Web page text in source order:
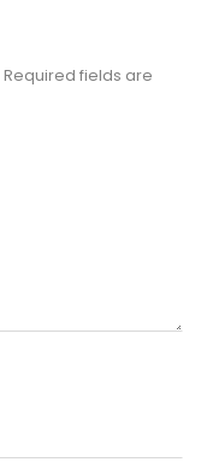
Required fields are